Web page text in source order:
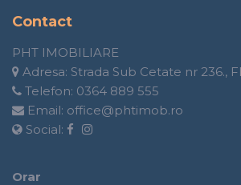
Contact
PHT IMOBILIARE
Adresa: Strada Sub Cetate nr 236.,
Telefon: 0364 889 555
Email: office@phtimob.ro
Social:
Orar